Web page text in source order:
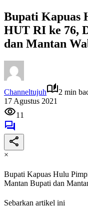
Bupati Kapuas
HUT RI ke 76,
dan Mantan
Channeltujuh
2 min
17 Agustus 2021
11
×
Bupati Kapuas Hulu
Mantan Bupati dan
Sebarkan artikel ini